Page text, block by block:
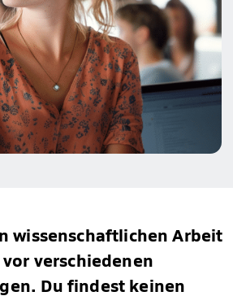
wissenschaftlichen Arbeit
verschiedenen
Du findest keinen